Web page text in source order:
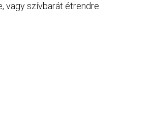
vagy szívbarát étrendre